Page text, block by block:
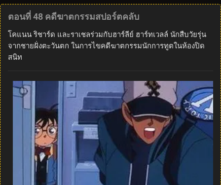
ตอนที่ 48 คดีฆาตกรรมสปอร์ตคลับ
โคแนน ริชาร์ด และราเชลร่วมกับฮาร์ลีย์ ฮาร์ทเวลล์ นักสืบวัยรุ่น
จากชายฝั่งตะวันตก ในการไขคดีฆาตกรรมนักการทูตในห้องปิด
สนิท